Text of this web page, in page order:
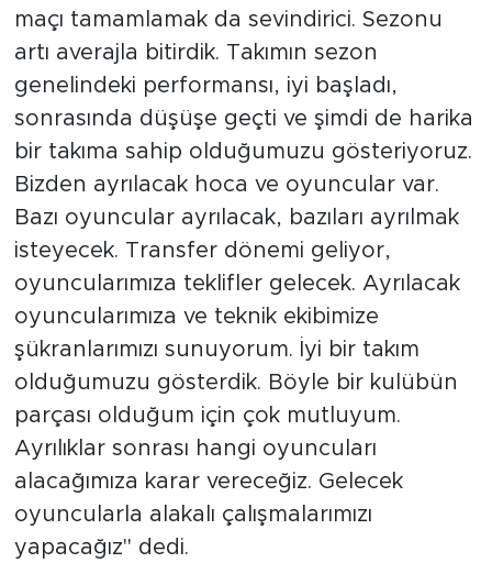
maçı tamamlamak da sevindirici. Sezonu
artı averajla bitirdik. Takımın sezon
genelindeki performansı, iyi başladı,
sonrasında düşüşe geçti ve şimdi de harika
bir takıma sahip olduğumuzu gösteriyoruz.
Bizden ayrılacak hoca ve oyuncular var.
Bazı oyuncular ayrılacak, bazıları ayrılmak
isteyecek. Transfer dönemi geliyor,
oyuncularımıza teklifler gelecek. Ayrılacak
oyuncularımıza ve teknik ekibimize
şükranlarımızı sunuyorum. İyi bir takım
olduğumuzu gösterdik. Böyle bir kulübün
parçası olduğum için çok mutluyum.
Ayrılıklar sonrası hangi oyuncuları
alacağımıza karar vereceğiz. Gelecek
oyuncularla alakalı çalışmalarımızı
yapacağız" dedi.